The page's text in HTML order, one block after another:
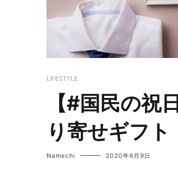
LIFESTYLE
【#国民の祝
り寄せギフト
Namechi 2020年6月9日